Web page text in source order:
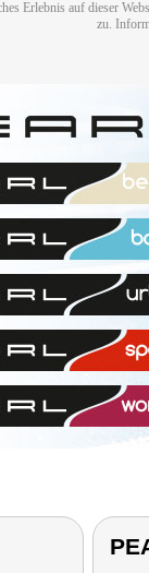
Erlebnis auf dieser
zu.